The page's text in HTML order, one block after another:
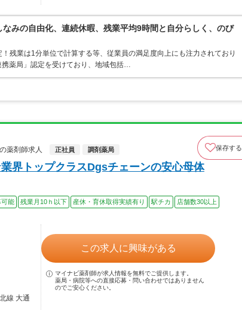
みの自由化、連続休暇、残業平均9時間と自分らしく、のび
残業は1分単位で計算する等、従業員の満足度向上にも注力されており
薬局」認定を受けており、地域包括…
薬剤師求人
正社員 調剤薬局 保存する
界トップクラスDgsチェーンの安心母体
可能 残業月10ｈ以下 産休・育休取得実績有り 駅チカ
店舗数30以上
線 大通
この求人に興味がある
マイナビ薬剤師が求人情報を無料でご提供します。
薬局・病院等への直接応募・問い合わせではありません
のでご安心ください。